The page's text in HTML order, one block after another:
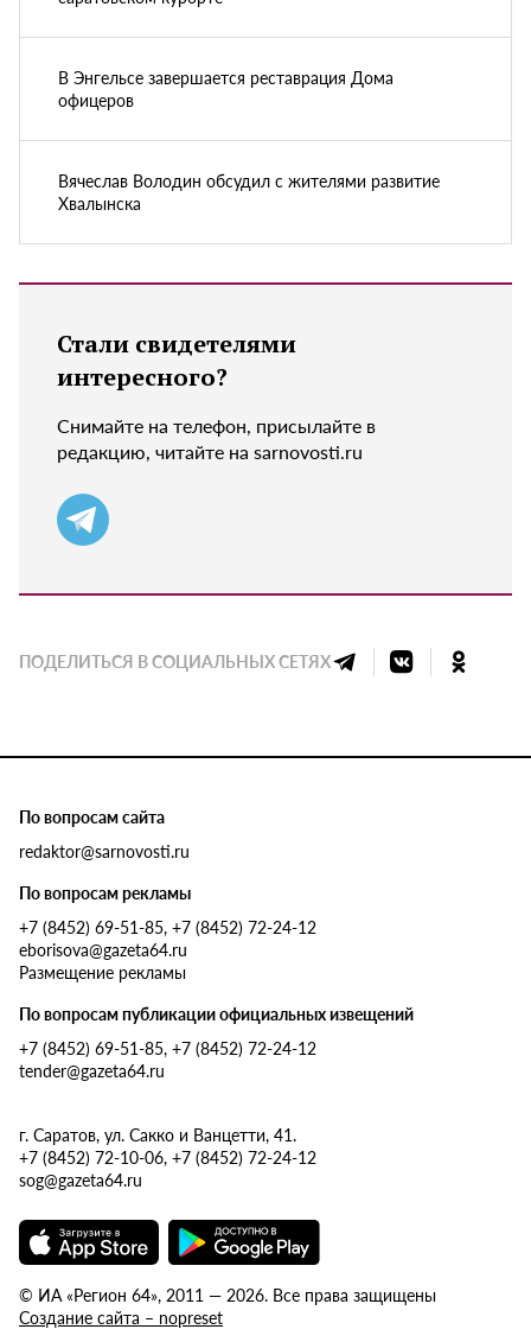
В Энгельсе завершается реставрация Дома
офицеров
Вячеслав Володин обсудил с жителями развитие
Хвалынска
Стали свидетелями
интересного?
Снимайте на телефон, присылайте в
редакцию, читайте на sarnovosti.ru
ПОДЕЛИТЬСЯ В СОЦИАЛЬНЫХ СЕТЯХ
По вопросам сайта
redaktor@sarnovosti.ru
По вопросам рекламы
+7 (8452) 69-51-85, +7 (8452) 72-24-12
eborisova@gazeta64.ru
Размещение рекламы
По вопросам публикации официальных извещений
+7 (8452) 69-51-85, +7 (8452) 72-24-12
tender@gazeta64.ru
г. Саратов, ул. Сакко и Ванцетти, 41.
+7 (8452) 72-10-06, +7 (8452) 72-24-12
sog@gazeta64.ru
© ИА «Регион 64», 2011 — 2026. Все права защищены
Создание сайта – nopreset